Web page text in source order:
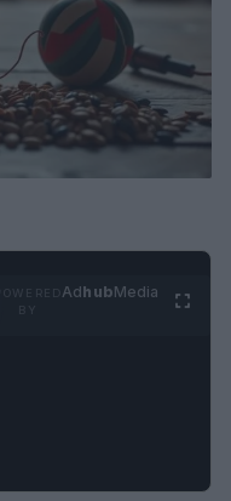
AdhubMedia